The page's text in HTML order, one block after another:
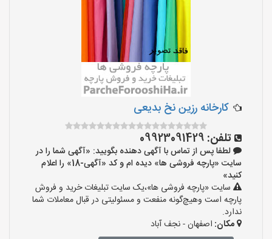
کارخانه رزین نخ بدیعی
تلفن: 09923091429
لطفا پس از تماس با آگهی دهنده بگویید: «آگهی شما را در
سایت «پارچه فروشی ها» دیده ام و کد «آگهی-18» را اعلام
کنید»
سایت «پارچه فروشی ها»،یک سایت تبلیغات خرید و فروش
پارچه است وهیچ‌گونه منفعت و مسئولیتی در قبال معاملات شما
ندارد.
مکان: اصفهان - نجف‌ آباد